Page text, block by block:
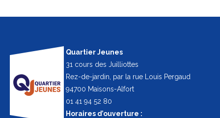
Quartier Jeunes
31 cours des Juilliottes
Rez-de-jardin, par la rue Louis Pergaud
94700 Maisons-Alfort
01 41 94 52 80
Horaires d’ouverture :